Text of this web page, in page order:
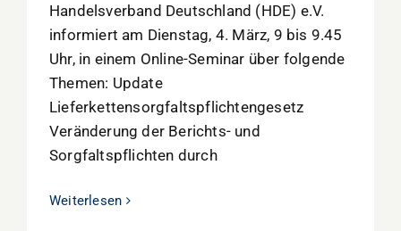
Handelsverband Deutschland (HDE) e.V.
informiert am Dienstag, 4. März, 9 bis 9.45
Uhr, in einem Online-Seminar über folgende
Themen: Update
Lieferkettensorgfaltspflichtengesetz
Veränderung der Berichts- und
Sorgfaltspflichten durch
Weiterlesen